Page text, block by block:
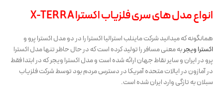
انواع مدل های سری فلزیاب اکسترا X-TERRA
همانگونه که میدانید شرکت ماینلب استرالیا اکسترا را در دو مدل اکسترا پرو و
اکسترا ویجربه معنی مسافر را تولید کرده است که در حال حاظر تنها مدل اکسترا
پرو در ایران و سایر نقاط جهان ارائه شده است و مدل اکسترا ویجر که در ابتدا فقط
در آمازون در ایالات متحده آمریکا در دسترس مردم بود توسط شرکت فلزیاب
سبلان به تازگی وارد ایران شده است.